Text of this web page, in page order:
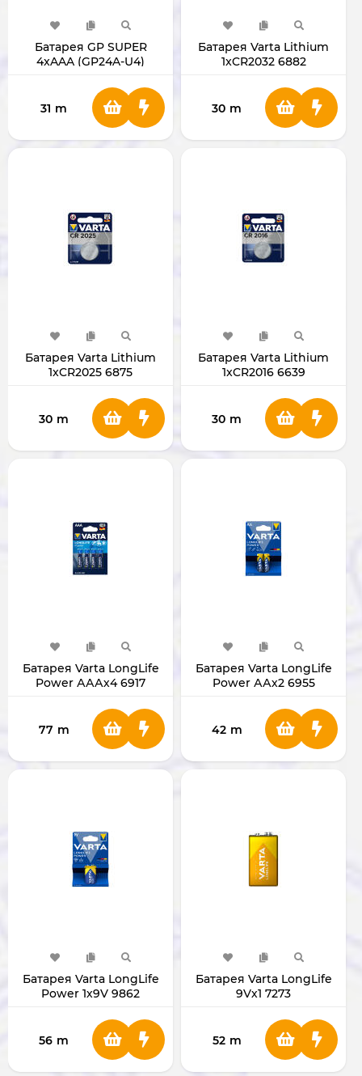
Батарея GP SUPER
4xAAA (GP24A-U4)
31 m
Батарея Varta Lithium
1xCR2032 6882
30 m
Батарея Varta Lithium
1xCR2025 6875
30 m
Батарея Varta Lithium
1xCR2016 6639
30 m
Батарея Varta LongLife
Power АААх4 6917
77 m
Батарея Varta LongLife
Power ААх2 6955
42 m
Батарея Varta LongLife
Power 1х9V 9862
56 m
Батарея Varta LongLife
9Vх1 7273
52 m